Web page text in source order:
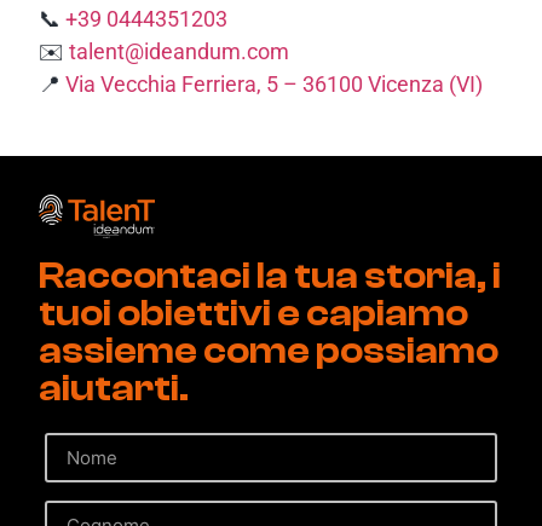
📞 +39 0444351203
✉️ talent@ideandum.com
📍 Via Vecchia Ferriera, 5 – 36100 Vicenza (VI)
Raccontaci la tua storia, i
tuoi obiettivi e capiamo
assieme come possiamo
aiutarti.